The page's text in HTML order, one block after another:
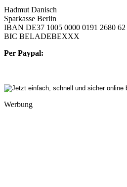
Hadmut Danisch
Sparkasse Berlin
IBAN DE37 1005 0000 0191 2680 62
BIC BELADEBEXXX
Per Paypal:
Werbung